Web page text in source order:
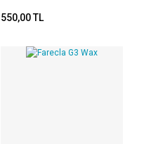
550,00 TL